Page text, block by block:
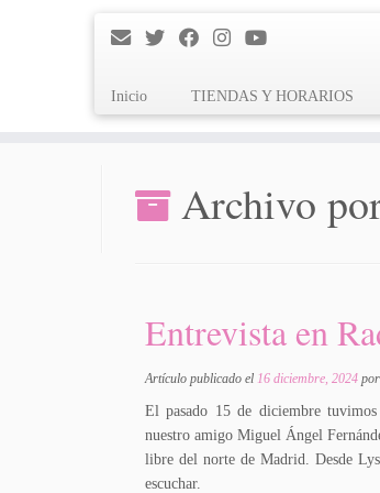
Inicio TIENDAS Y HORARIOS
Archivo
Entrevista en
Artículo publicado el 16 diciembre, 2024 por
El pasado 15 de diciembre
nuestro amigo Miguel Ángel
libre del norte de Madrid. Desde Lys
escuchar.